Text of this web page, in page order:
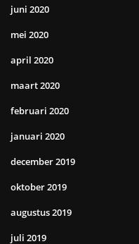
juni 2020
mei 2020
april 2020
maart 2020
februari 2020
januari 2020
december 2019
oktober 2019
augustus 2019
juli 2019